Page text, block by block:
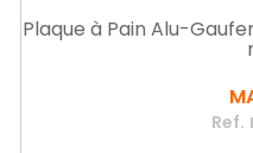
Plaque à Pain Alu-
Ref.